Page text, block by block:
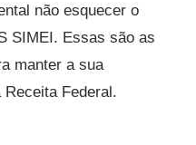
não esquecer o
SIMEI. Essas são as
manter a sua
Federal.